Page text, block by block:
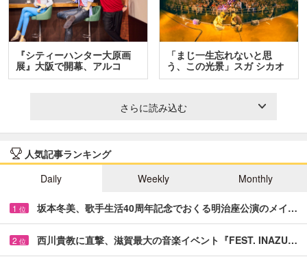
『シティーハンター大原画
展』大阪で開幕、アルコ
＆…
「まじ一生忘れないと思
う、この光景」スガ シカオ
と…
さらに読み込む
人気記事ランキング
Daily
Weekly Monthly
1 位 坂本冬美、歌手生活40周年記念でおくる明治座公演のメイ…
2 位 西川貴教に直撃、滋賀最大の音楽イベント『FEST. INAZU…